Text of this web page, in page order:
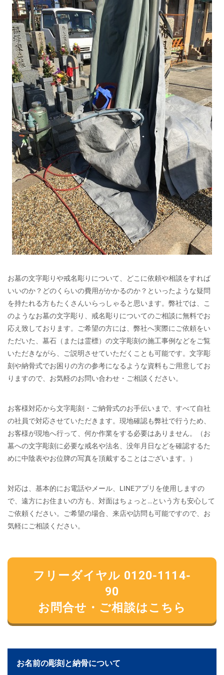
お墓の文字彫りや戒名彫りについて、どこに依頼や相談をすれば
いいのか？どのくらいの費用がかかるのか？といったような疑問
を持たれる方もたくさんいらっしゃると思います。弊社では、こ
のようなお墓の文字彫り、戒名彫りについてのご相談に無料でお
応え致しております。ご希望の方には、弊社へ実際にご依頼をい
ただいた、墓石（または霊標）の文字彫刻の施工事例などをご覧
いただきながら、ご説明させていただくことも可能です。文字彫
刻や納骨式でお困りの方の参考になるような資料もご用意してお
りますので、お気軽のお問い合わせ・ご相談ください。
お客様対応から文字彫刻・ご納骨式のお手伝いまで、すべて自社
の社員で対応させていただきます。現地確認も弊社で行うため、
お客様が現地へ行って、何か作業をする必要はありません。（お
墓への文字彫刻に必要な戒名や法名、没年月日などを確認するた
めに中陰表やお位牌の写真を頂戴することはございます。）
対応は、基本的にお電話やメール、LINEアプリを使用しますの
で、遠方にお住まいの方も、対面はちょっと…という方も安心して
ご依頼ください。ご希望の場合、来店や訪問も可能ですので、お
気軽にご相談ください。
フリーダイヤル 0120-1114-
90
お問合せ・ご相談はこちら
お名前の彫刻と納骨について